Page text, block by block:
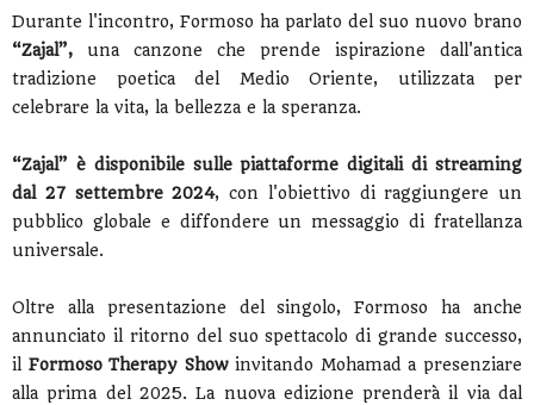
Durante l'incontro, Formoso ha parlato del suo nuovo brano
“Zajal”, una canzone che prende ispirazione dall'antica
tradizione poetica del Medio Oriente, utilizzata per
celebrare la vita, la bellezza e la speranza.
“Zajal” è disponibile sulle piattaforme digitali di streaming
dal 27 settembre 2024, con l'obiettivo di raggiungere un
pubblico globale e diffondere un messaggio di fratellanza
universale.
Oltre alla presentazione del singolo, Formoso ha anche
annunciato il ritorno del suo spettacolo di grande successo,
il Formoso Therapy Showinvitando Mohamad a presenziare
alla prima del 2025. La nuova edizione prenderà il via dal